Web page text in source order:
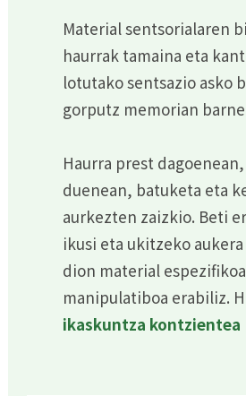
Material sentsorialaren
haurrak tamaina eta
lotutako sentsazio asko
gorputz memorian
Haurra prest
duenean, batuketa eta
aurkezten zaizkio. Beti
ikusi eta ukitzeko
dion material
manipulatiboa erabiliz.
ikaskuntza kontzientea